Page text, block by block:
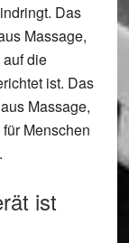
Das
Massage,
die
ist. Das
Massage,
Menschen
ist